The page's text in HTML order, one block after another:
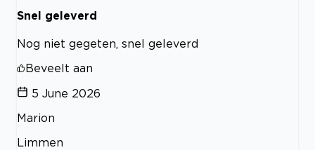
Snel geleverd
Nog niet gegeten, snel geleverd
Beveelt aan
5 June 2026
Marion
Limmen